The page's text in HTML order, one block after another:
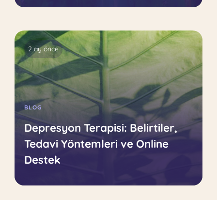
2 ay önce
BLOG
Depresyon Terapisi: Belirtiler,
Tedavi Yöntemleri ve Online
Destek